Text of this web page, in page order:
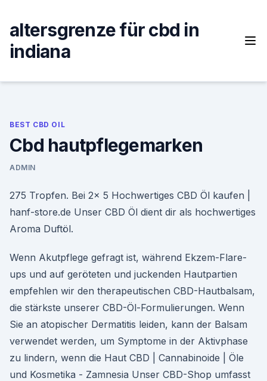
content
altersgrenze für cbd in
indiana
BEST CBD OIL
Cbd hautpflegemarken
ADMIN
275 Tropfen. Bei 2x 5 Hochwertiges CBD Öl kaufen |
hanf-store.de Unser CBD Öl dient dir als hochwertiges
Aroma Duftöl.
Wenn Akutpflege gefragt ist, während Ekzem-Flare-
ups und auf geröteten und juckenden Hautpartien
empfehlen wir den therapeutischen CBD-Hautbalsam,
die stärkste unserer CBD-Öl-Formulierungen. Wenn
Sie an atopischer Dermatitis leiden, kann der Balsam
verwendet werden, um Symptome in der Aktivphase
zu lindern, wenn die Haut CBD | Cannabinoide | Öle
und Kosmetika - Zamnesia Unser CBD-Shop umfasst